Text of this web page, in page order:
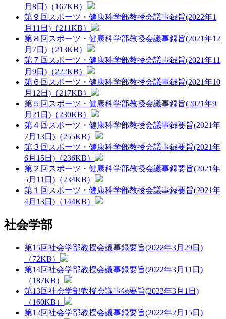
月8日)（167KB）
第９回スポーツ・健康科学部教授会議事録旨(2022年1
月11日)（211KB）
第８回スポーツ・健康科学部教授会議事録旨(2021年12
月7日)（213KB）
第７回スポーツ・健康科学部教授会議事録旨(2021年11
月9日)（222KB）
第６回スポーツ・健康科学部教授会議事録旨(2021年10
月12日)（217KB）
第５回スポーツ・健康科学部教授会議事録旨(2021年9
月21日)（230KB）
第４回スポーツ・健康科学部教授会議事録要旨(2021年
7月13日)（255KB）
第３回スポーツ・健康科学部教授会議事録要旨(2021年
6月15日)（236KB）
第２回スポーツ・健康科学部教授会議事録要旨(2021年
5月11日)（234KB）
第１回スポーツ・健康科学部教授会議事録要旨(2021年
4月13日)（144KB）
社会学部
第15回社会学部教授会議事録要旨(2022年3月29日)
（72KB）
第14回社会学部教授会議事録要旨(2022年3月11日)
（187KB）
第13回社会学部教授会議事録要旨(2022年3月1日)
（160KB）
第12回社会学部教授会議事録要旨(2022年2月15日)